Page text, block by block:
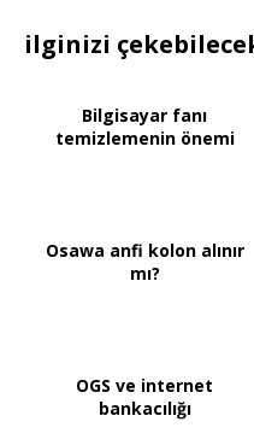
ilginizi
Bilgisayar fanı
temizlemenin önemi
Osawa anfi kolon alınır
mı?
OGS ve internet
bankacılığı